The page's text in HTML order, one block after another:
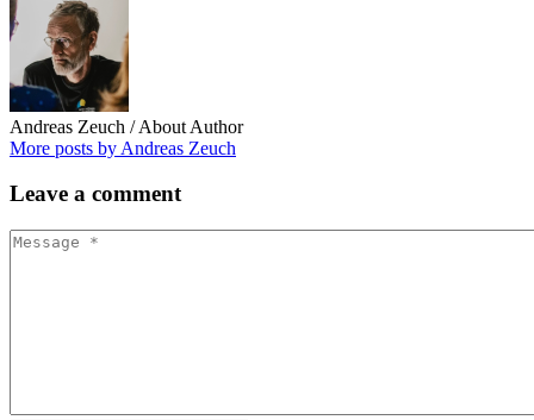
Andreas Zeuch / About Author
More posts by Andreas Zeuch
Leave a comment